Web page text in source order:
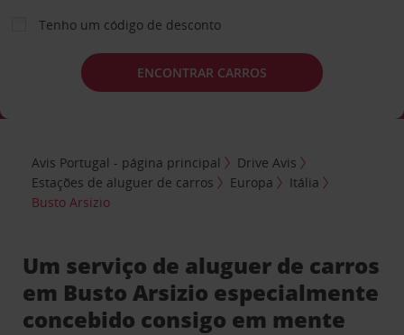
Tenho um código de desconto
ENCONTRAR CARROS
Avis Portugal - página principal
Drive Avis
Estações de aluguer de carros
Europa
Itália
Busto Arsizio
Um serviço de aluguer de carros
em Busto Arsizio especialmente
concebido consigo em mente